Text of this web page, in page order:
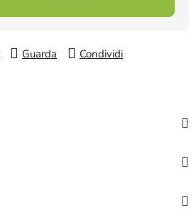
Guarda Condividi